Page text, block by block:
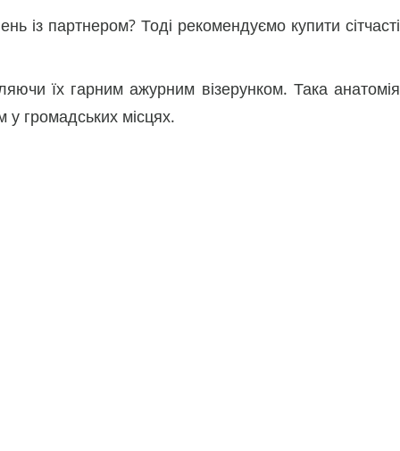
із партнером? Тоді рекомендуємо купити сітчасті
їх гарним ажурним візерунком. Така анатомія
громадських місцях.